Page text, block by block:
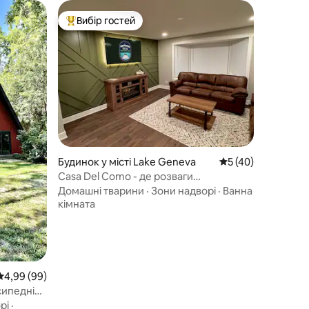
оцінка: 4,99 з 5, відгуки: 99
4,99 (99)
·
Топ вибір гостей
Вибір гостей
Будинок у місті Lake Geneva Середня оцінка: 5
5 (40)
Casa Del Como - де розваги
зустрічаються з природою
Домашні тварини · Зони надворі · Ванна
кімната